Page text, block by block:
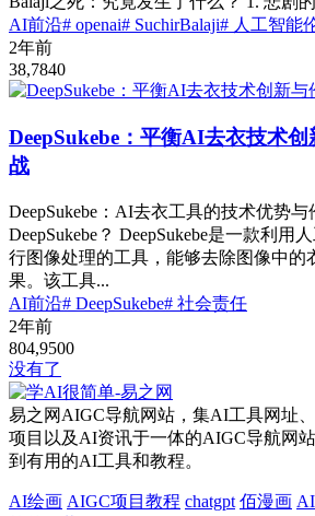
AI前沿# openai# SuchirBalaji# 人工智能
2年前
38,7840
DeepSukebe：平衡AI去衣技术
战
DeepSukebe：AI去衣工具的技术优势
DeepSukebe？ DeepSukebe是一款利用
行图像处理的工具，能够去除图像中的
果。该工具...
AI前沿# DeepSukebe# 社会责任
2年前
804,9500
没有了
易之网AIGC导航网站，集AI工具网址
项目以及AI资讯于一体的AIGC导航网
到有用的AI工具和教程。
AI绘画 AIGC项目教程 chatgpt 佰漫画